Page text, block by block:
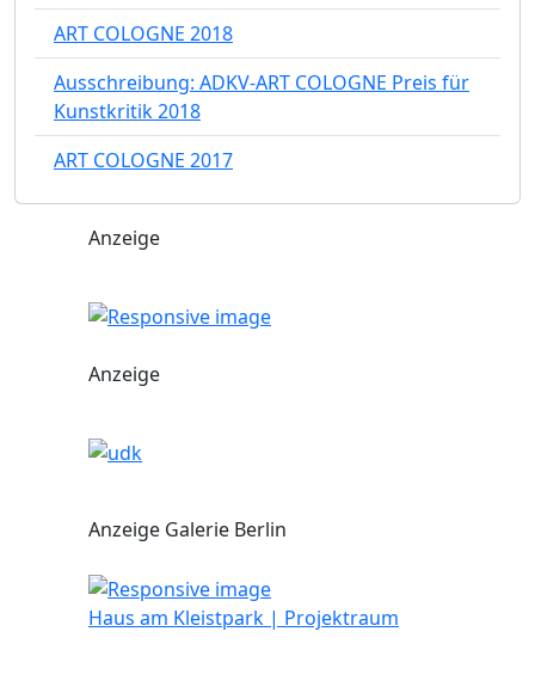
ART COLOGNE 2018
Ausschreibung: ADKV-ART COLOGNE Preis für
Kunstkritik 2018
ART COLOGNE 2017
Anzeige
Anzeige
Anzeige Galerie Berlin
Haus am Kleistpark | Projektraum